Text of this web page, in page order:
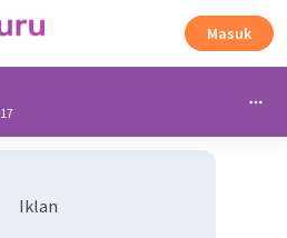
Masuk
Iklan